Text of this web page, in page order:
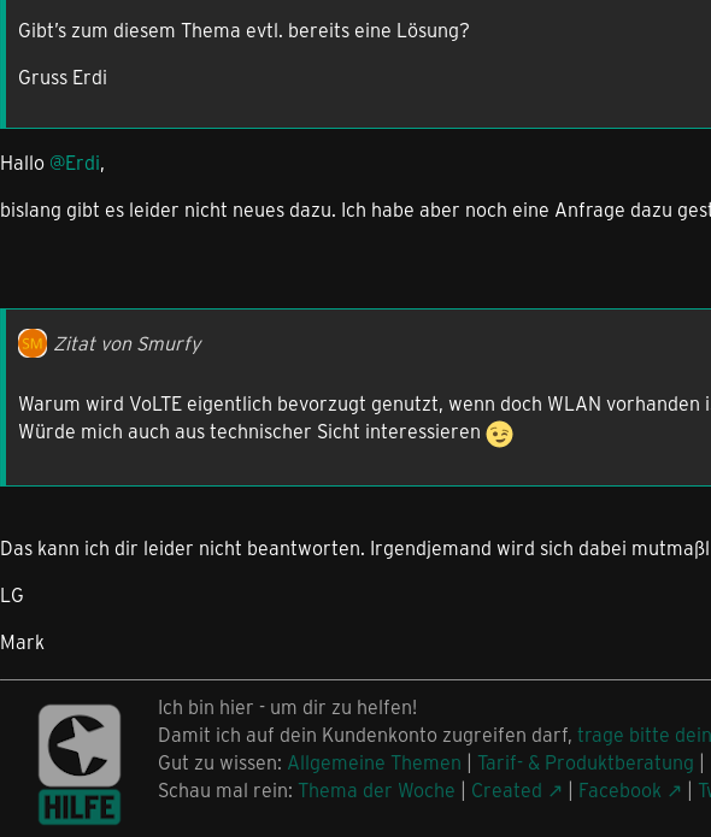
Gibt’s zum diesem Thema evtl. bereits eine Lösung?
Gruss Erdi
Hallo @Erdi,
bislang gibt es leider nicht neues dazu. Ich habe aber noch eine Anfrage dazu
Zitat von Smurfy
Warum wird VoLTE eigentlich bevorzugt genutzt, wenn doch WLAN
Würde mich auch aus technischer Sicht interessieren
Das kann ich dir leider nicht beantworten. Irgendjemand wird sich dabei
LG
Mark
Ich bin hier - um dir zu helfen!
Damit ich auf dein Kundenkonto zugreifen darf, trage bitte
Gut zu wissen: Allgemeine Themen | Tarif- & Produktberatung |
Schau mal rein: Thema der Woche | Created | Facebook |